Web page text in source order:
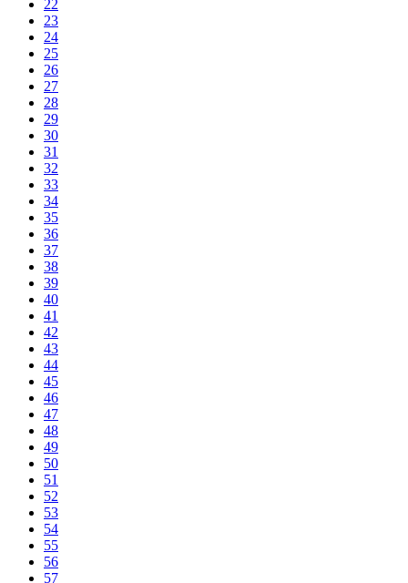
22
23
24
25
26
27
28
29
30
31
32
33
34
35
36
37
38
39
40
41
42
43
44
45
46
47
48
49
50
51
52
53
54
55
56
57